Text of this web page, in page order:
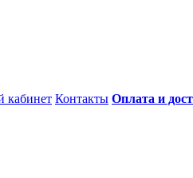
кабинет Контакты Оплата и